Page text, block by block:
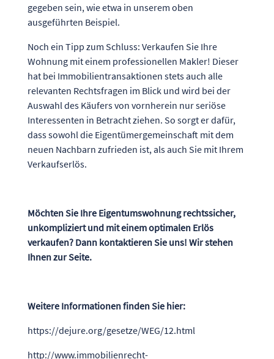
gegeben sein, wie etwa in unserem oben
ausgeführten Beispiel.
Noch ein Tipp zum Schluss: Verkaufen Sie Ihre
Wohnung mit einem professionellen Makler! Dieser
hat bei Immobilientransaktionen stets auch alle
relevanten Rechtsfragen im Blick und wird bei der
Auswahl des Käufers von vornherein nur seriöse
Interessenten in Betracht ziehen. So sorgt er dafür,
dass sowohl die Eigentümergemeinschaft mit dem
neuen Nachbarn zufrieden ist, als auch Sie mit Ihrem
Verkaufserlös.
Möchten Sie Ihre Eigentumswohnung rechtssicher,
unkompliziert und mit einem optimalen Erlös
verkaufen? Dann kontaktieren Sie uns! Wir stehen
Ihnen zur Seite.
Weitere Informationen finden Sie hier:
https://dejure.org/gesetze/WEG/12.html
http://www.immobilienrecht-